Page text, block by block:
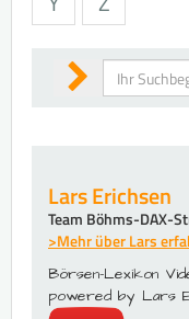
Suchen
Lars Erichsen
Team Böhms-DAX-
>Mehr über Lars
Börsen-Lexikon
powered by Lars